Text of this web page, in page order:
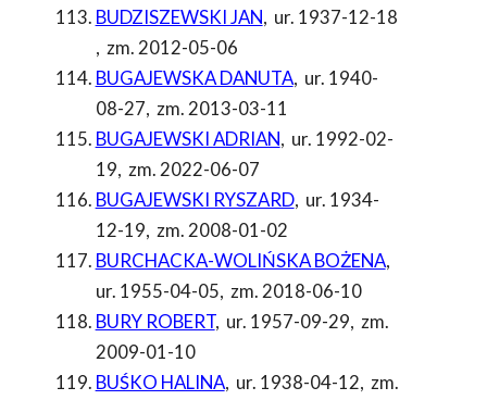
BUDZISZEWSKI JAN, ur. 1937-12-18
, zm. 2012-05-06
BUGAJEWSKA DANUTA, ur. 1940-
08-27, zm. 2013-03-11
BUGAJEWSKI ADRIAN, ur. 1992-02-
19, zm. 2022-06-07
BUGAJEWSKI RYSZARD, ur. 1934-
12-19, zm. 2008-01-02
BURCHACKA-WOLIŃSKA BOŻENA,
ur. 1955-04-05, zm. 2018-06-10
BURY ROBERT, ur. 1957-09-29, zm.
2009-01-10
BUŚKO HALINA, ur. 1938-04-12, zm.